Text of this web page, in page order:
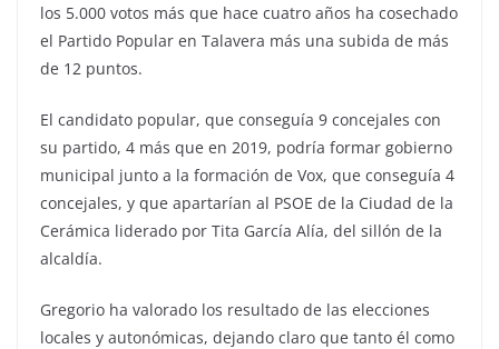
los 5.000 votos más que hace cuatro años ha cosechado
el Partido Popular en Talavera más una subida de más
de 12 puntos.
El candidato popular, que conseguía 9 concejales con
su partido, 4 más que en 2019, podría formar gobierno
municipal junto a la formación de Vox, que conseguía 4
concejales, y que apartarían al PSOE de la Ciudad de la
Cerámica liderado por Tita García Alía, del sillón de la
alcaldía.
Gregorio ha valorado los resultado de las elecciones
locales y autonómicas, dejando claro que tanto él como